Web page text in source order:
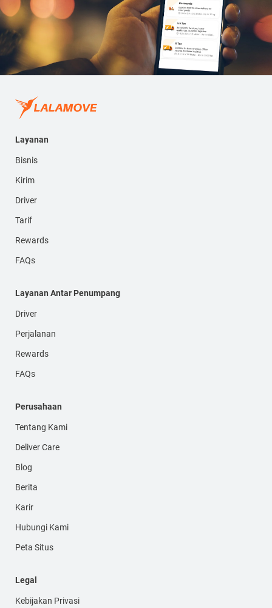
Layanan
Bisnis
Kirim
Driver
Tarif
Rewards
FAQs
Layanan Antar Penumpang
Driver
Perjalanan
Rewards
FAQs
Perusahaan
Tentang Kami
Deliver Care
Blog
Berita
Karir
Hubungi Kami
Peta Situs
Legal
Kebijakan Privasi